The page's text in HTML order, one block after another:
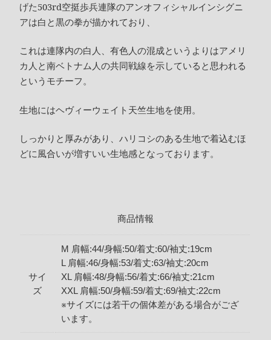
げた503rd空挺歩兵連隊のアンオフィシャルインシグニ
アは白と黒の拳が描かれており、
これは連隊内の白人、有色人の混成というよりはアメリ
カ人と南ベトナム人の共同戦線を示していると思われる
というモチーフ。
生地にはヘヴィーウェイト天竺生地を使用。
しっかりと厚みがあり、ハリコシのある生地で着込むほ
どに風合いが増すいい生地感となっております。
商品情報
サイ
ズ
M 肩幅:44/身幅:50/着丈:60/袖丈:19cm
L 肩幅:46/身幅:53/着丈:63/袖丈:20cm
XL 肩幅:48/身幅:56/着丈:66/袖丈:21cm
XXL 肩幅:50/身幅:59/着丈:69/袖丈:22cm
※サイズには若干の個体差がある場合がござ
います。